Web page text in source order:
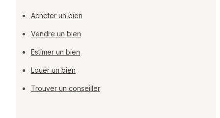
Acheter un bien
Vendre un bien
Estimer un bien
Louer un bien
Trouver un conseiller